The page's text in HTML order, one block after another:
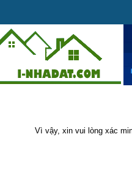
Vì vậy, xin vui lòng xác